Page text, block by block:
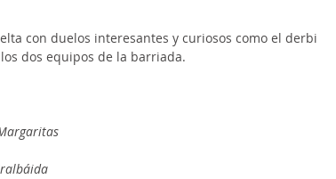
con duelos interesantes y curiosos como el derbi
dos equipos de la barriada.